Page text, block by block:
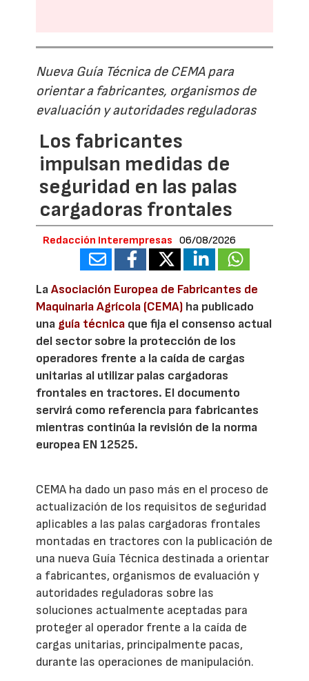
Nueva Guía Técnica de CEMA para
orientar a fabricantes, organismos de
evaluación y autoridades reguladoras
Los fabricantes
impulsan medidas de
seguridad en las palas
cargadoras frontales
Redacción Interempresas 06/08/2026
LaAsociación Europea de Fabricantes de
Maquinaria Agrícola (CEMA) ha publicado
una guía técnica que fija el consenso actual
del sector sobre la protección de los
operadores frente a la caída de cargas
unitarias al utilizar palas cargadoras
frontales en tractores. El documento
servirá como referencia para fabricantes
mientras continúa la revisión de la norma
europea EN 12525.
CEMA ha dado un paso más en el proceso de
actualización de los requisitos de seguridad
aplicables a las palas cargadoras frontales
montadas en tractores con la publicación de
una nueva Guía Técnica destinada a orientar
a fabricantes, organismos de evaluación y
autoridades reguladoras sobre las
soluciones actualmente aceptadas para
proteger al operador frente a la caída de
cargas unitarias, principalmente pacas,
durante las operaciones de manipulación.